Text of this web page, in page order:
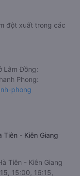
đột xuất trong các
Lâm Đồng:
Phong:
phong
Tiên - Kiên Giang
Tiên - Kiên Giang
15:00, 16:15,